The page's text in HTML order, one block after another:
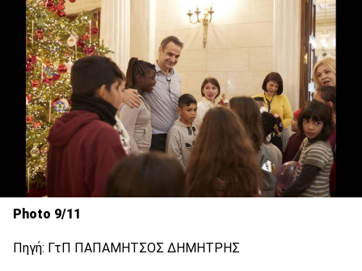
Photo 9/11
Πηγή: ΓτΠ ΠΑΠΑΜΗΤΣΟΣ ΔΗΜΗΤΡΗΣ